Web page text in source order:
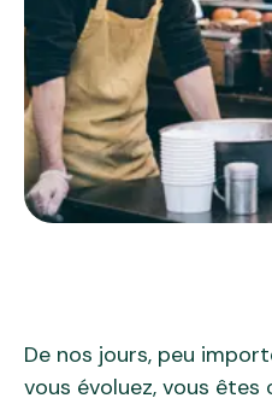
De nos jours, peu
vous évoluez, vous